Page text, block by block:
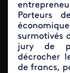
Porteurs
surmotivés
jury de
décrocher
de francs,